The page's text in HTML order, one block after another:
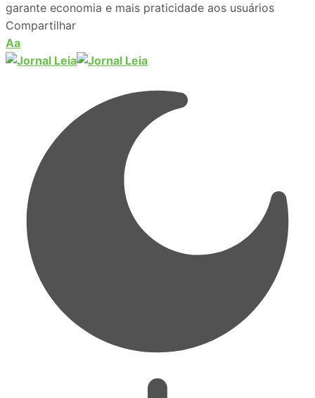
garante economia e mais praticidade aos usuários
Compartilhar
Aa